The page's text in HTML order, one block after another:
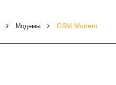
Модемы GSM Modem